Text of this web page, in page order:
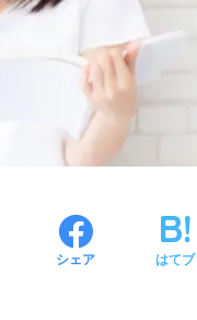
シェア はてブ